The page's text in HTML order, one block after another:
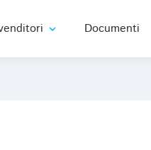
expand_more Documenti